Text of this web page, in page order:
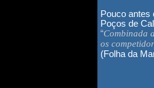
Pouco antes
Poços de
“Combinada
os
(Folha da